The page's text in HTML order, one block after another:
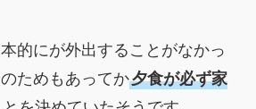
的にが外出することがなかっ
ためもあってか夕食が必ず家